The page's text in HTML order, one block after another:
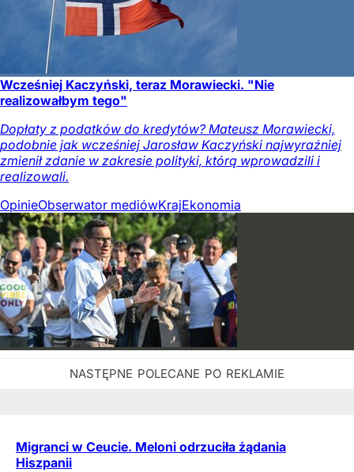
Wcześniej Kaczyński, teraz Morawiecki. "Nie
realizowałbym tego"
Dopłaty z podatków do kredytów? Mateusz Morawiecki,
podobnie jak wcześniej Jarosław Kaczyński najwyraźniej
zmienił zdanie w zakresie polityki, którą wprowadzili i
realizowali.
OpinieObserwator mediówKrajEkonomia
Migranci w Ceucie. Meloni odrzuciła żądania
Hiszpanii